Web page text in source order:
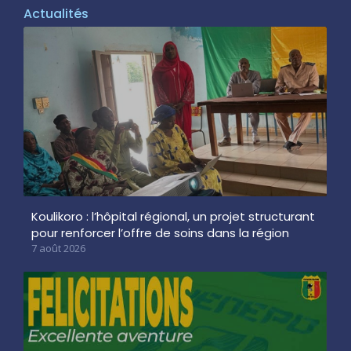
Actualités
Koulikoro : l’hôpital régional, un projet structurant
pour renforcer l’offre de soins dans la région
7 août 2026